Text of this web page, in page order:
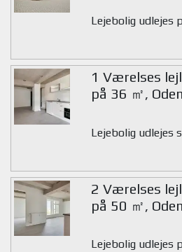
Lejebolig udlejes
1 Værelses
på 36 ㎡,
Lejebolig udlejes
2 Værelses
på 50 ㎡,
Lejebolig udlejes